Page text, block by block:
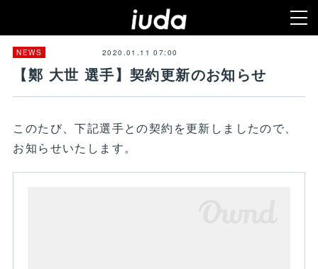
NEWS 2020.01.11 07:00
【鄭 大世 選手】契約更新のお知らせ
このたび、下記選手との契約を更新しましたので、
お知らせいたします。